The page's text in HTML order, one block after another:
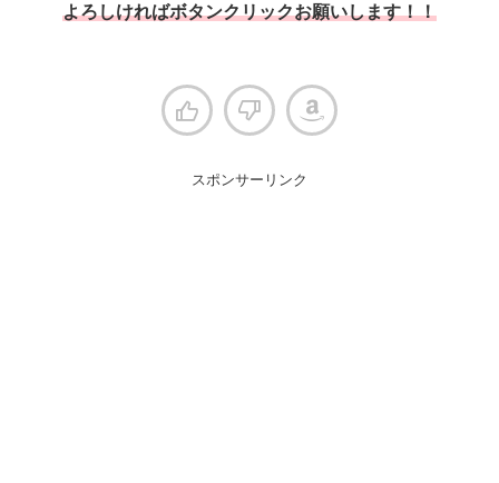
よろしければボタンクリックお願いします！！
スポンサーリンク